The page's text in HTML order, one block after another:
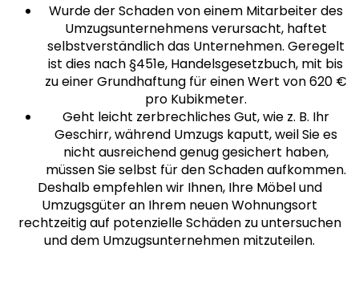
Wurde der Schaden von einem Mitarbeiter des
Umzugsunternehmens verursacht, haftet
selbstverständlich das Unternehmen. Geregelt
ist dies nach §451e, Handelsgesetzbuch, mit bis
zu einer Grundhaftung für einen Wert von 620 €
pro Kubikmeter.
Geht leicht zerbrechliches Gut, wie z. B. Ihr
Geschirr, während Umzugs kaputt, weil Sie es
nicht ausreichend genug gesichert haben,
müssen Sie selbst für den Schaden aufkommen.
Deshalb empfehlen wir Ihnen, Ihre Möbel und
Umzugsgüter an Ihrem neuen Wohnungsort
rechtzeitig auf potenzielle Schäden zu untersuchen
und dem Umzugsunternehmen mitzuteilen.